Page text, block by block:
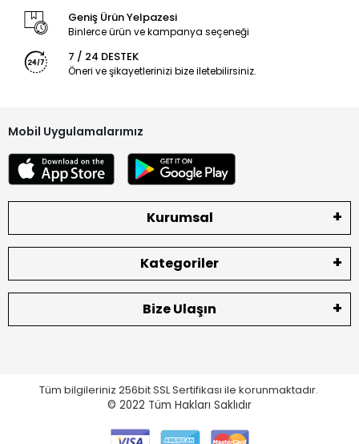
Geniş Ürün Yelpazesi
Binlerce ürün ve kampanya seçeneği
7 / 24 DESTEK
Öneri ve şikayetlerinizi bize iletebilirsiniz.
Mobil Uygulamalarımız
Kurumsal
Kategoriler
Bize Ulaşın
Tüm bilgileriniz 256bit SSL Sertifikası ile korunmaktadır.
© 2022 Tüm Hakları Saklıdır